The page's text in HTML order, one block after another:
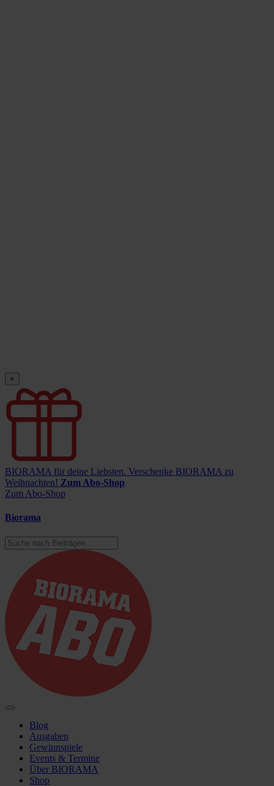
×
BIORAMA für deine Liebsten. Verschenke BIORAMA zu
Weihnachten! Zum Abo-Shop
Zum Abo-Shop
Biorama
Blog
Ausgaben
Gewinnspiele
Events & Termine
Über BIORAMA
Shop